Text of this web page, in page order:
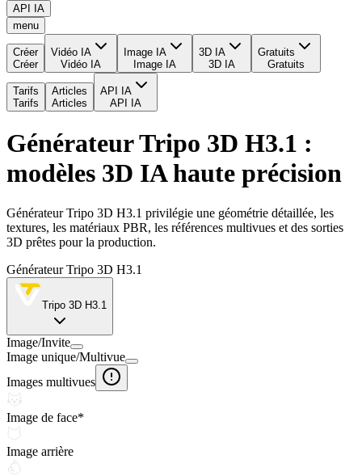
API IA
menu
Créer
Créer
Vidéo IA
Vidéo IA
Image IA
Image IA
3D IA
3D IA
Gratuits
Gratuits
Tarifs
Tarifs
Articles
Articles
API IA
API IA
Générateur Tripo 3D H3.1 :
modèles 3D IA haute précision
Générateur Tripo 3D H3.1 privilégie une géométrie détaillée, les
textures, les matériaux PBR, les références multivues et des sorties
3D prêtes pour la production.
Générateur Tripo 3D H3.1
Tripo 3D H3.1
Image/Invite
Image unique/Multivue
Images multivues
Image de face*
Image arrière